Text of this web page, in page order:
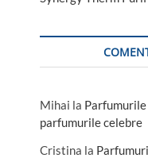
Mihai la
parfumurile celebre
Cristina la